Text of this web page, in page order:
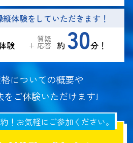
体験をしていただきます！
験
質疑
応答 約 30分！
についての概要や
をご体験いただけます!
！お気軽にご参加ください。